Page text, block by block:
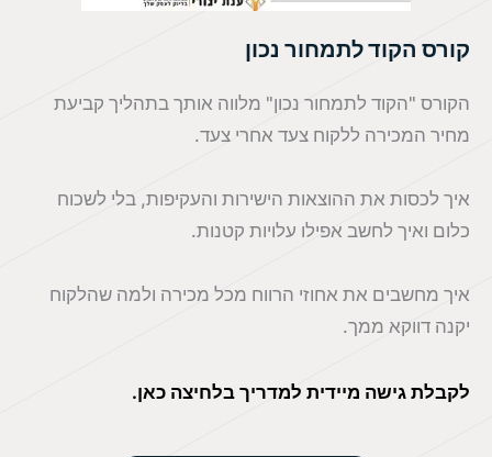
קורס הקוד לתמחור נכון
הקורס "הקוד לתמחור נכון" מלווה אותך בתהליך קביעת
מחיר המכירה ללקוח צעד אחרי צעד.
איך לכסות את ההוצאות הישירות והעקיפות, בלי לשכוח
כלום ואיך לחשב אפילו עלויות קטנות.
איך מחשבים את אחוזי הרווח מכל מכירה ולמה שהלקוח
יקנה דווקא ממך.
לקבלת גישה מיידית למדריך בלחיצה כאן.